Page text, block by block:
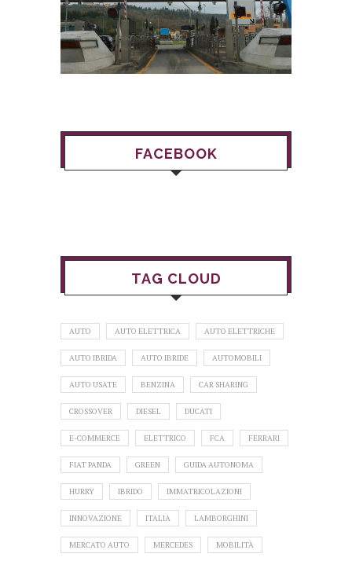
FACEBOOK
TAG CLOUD
AUTO AUTO ELETTRICA AUTO ELETTRICHE
AUTO IBRIDA AUTO IBRIDE AUTOMOBILI
AUTO USATE BENZINA CAR SHARING
CROSSOVER DIESEL DUCATI
E-COMMERCE ELETTRICO FCA FERRARI
FIAT PANDA GREEN GUIDA AUTONOMA
HURRY IBRIDO IMMATRICOLAZIONI
INNOVAZIONE ITALIA LAMBORGHINI
MERCATO AUTO MERCEDES MOBILITÀ